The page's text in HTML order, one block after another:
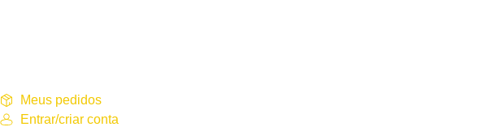
Meus pedidos
Entrar/criar conta